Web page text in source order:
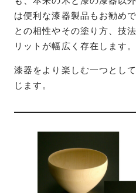
は便利な漆器製品もお勧め
との相性やその塗り方、技
リットが幅広く存在します。
漆器をより楽しむ一つとし
じます。